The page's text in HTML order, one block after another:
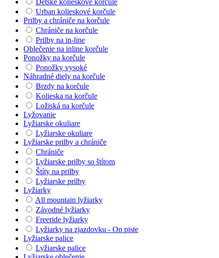
Detské kolieskové korčule
Urban kolieskové korčule
Prilby a chrániče na korčule
Chrániče na korčule
Prilby na in-line
Oblečenie na inline korčule
Ponožky na korčule
Ponožky vysoké
Náhradné diely na korčule
Brzdy na korčule
Kolieska na korčule
Ložiská na korčule
Lyžovanie
Lyžiarske okuliare
Lyžiarske okuliare
Lyžiarske prilby a chrániče
Chrániče
Lyžiarske prilby so štítom
Štíty na prilby
Lyžiarske prilby
Lyžiarky
All mountain lyžiarky
Závodné lyžiarky
Freeride lyžiarky
Lyžiarky na zjazdovku - On piste
Lyžiarske palice
Lyžiarske palice